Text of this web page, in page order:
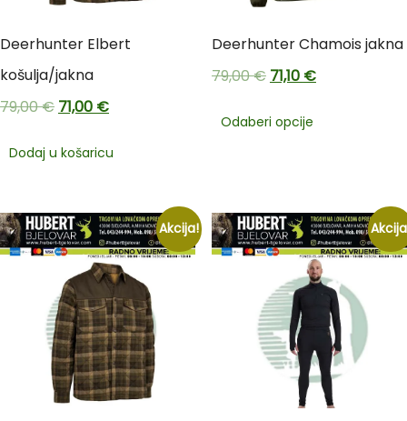
Deerhunter Elbert
košulja/jakna
79,00€ 71,00 €
Dodaj u košaricu
Deerhunter Chamois jakna
79,00€ 71,10 €
Odaberi opcije
Akcija!